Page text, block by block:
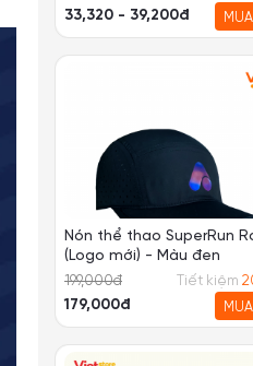
33,320 - 39,200đ
Nón thể thao SuperRun
(Logo mới) - Màu đen
199,000đ Tiết kiệm
179,000đ